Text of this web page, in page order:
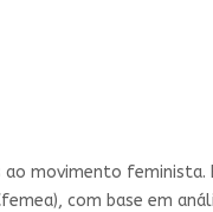
movimento feminista.
com base em